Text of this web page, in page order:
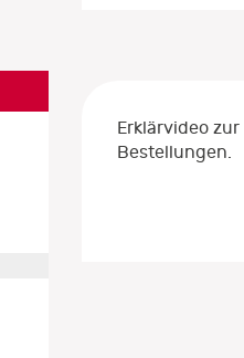
Erklärvideo
Bestellungen.